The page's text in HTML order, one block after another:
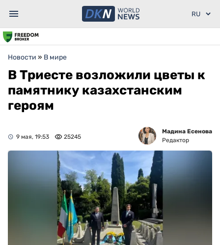
Новости » В мире
В Триесте возложили цветы к
памятнику казахстанским
героям
9 мая, 19:53 25245
Мадина Есенова
Редактор